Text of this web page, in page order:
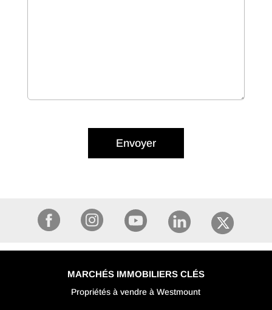
Envoyer
MARCHÉS IMMOBILIERS CLÉS
Propriétés à vendre à Westmount